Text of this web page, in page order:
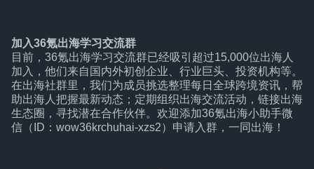
加入36氪出海学习交流群
目前，36氪出海学习交流群已经吸引超过15,000位出海人
加入，他们来自国内外初创企业、行业巨头、投资机构等。
在出海社群里，我们为成员挑选整理每日全球跨境资讯，帮
助出海人把握最新动态；定期组织出海交流活动，链接出海
生态圈，寻找潜在合作伙伴。欢迎添加36氪出海小助手微
信（ID：wow36krchuhai-xzs2）申请入群，一同出海！